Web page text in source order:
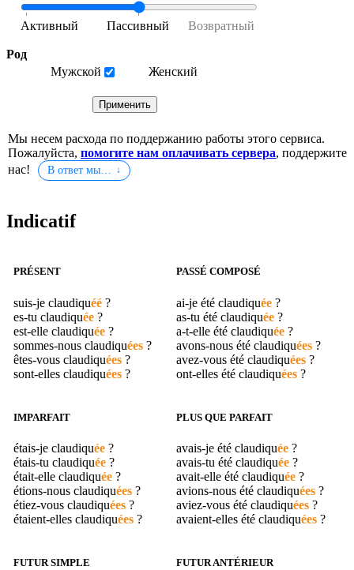
Род
Мужской
Женский
Мы несем расхода по поддержанию работы этого сервиса.
Пожалуйста, помогите нам оплачивать сервера, поддержите
нас!
В ответ мы…
Indicatif
PRÉSENT
suis-je claudiquéé ?
es-tu claudiquée ?
est-elle claudiquée ?
sommes-nous claudiquées ?
êtes-vous claudiquées ?
sont-elles claudiquées ?
PASSÉ COMPOSÉ
ai-je été claudiquée ?
as-tu été claudiquée ?
a-t-elle été claudiquée ?
avons-nous été claudiquées ?
avez-vous été claudiquées ?
ont-elles été claudiquées ?
IMPARFAIT
étais-je claudiquée ?
étais-tu claudiquée ?
était-elle claudiquée ?
étions-nous claudiquées ?
étiez-vous claudiquées ?
étaient-elles claudiquées ?
PLUS QUE PARFAIT
avais-je été claudiquée ?
avais-tu été claudiquée ?
avait-elle été claudiquée ?
avions-nous été claudiquées ?
aviez-vous été claudiquées ?
avaient-elles été claudiquées ?
FUTUR SIMPLE FUTUR ANTÉRIEUR